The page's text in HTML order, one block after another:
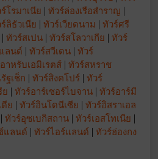
โรมาเนีย |ทัวร์ล่องเรือสำราญ |
ลิธัวเนีย |ทัวร์เวียดนาม |ทัวร์ศรี
|ทัวร์สเปน |ทัวร์สโลวาเกีย |ทัวร์
ลนด์ |ทัวร์สวีเดน |ทัวร์
าหรับเอมิเรตส์ |ทัวร์สหราช
ฐเช็ก |ทัวร์สิงคโปร์ |ทัวร์
ย |ทัวร์อาร์เซอร์ไบจาน |ทัวร์อาร์มี
ย |ทัวร์อินโดนีเซีย |ทัวร์อิสราเอล
|ทัวร์อุซเบกิสถาน |ทัวร์เอสโทเนีย |
แลนด์ |ทัวร์ไอร์แลนด์ |ทัวร์ฮ่องกง